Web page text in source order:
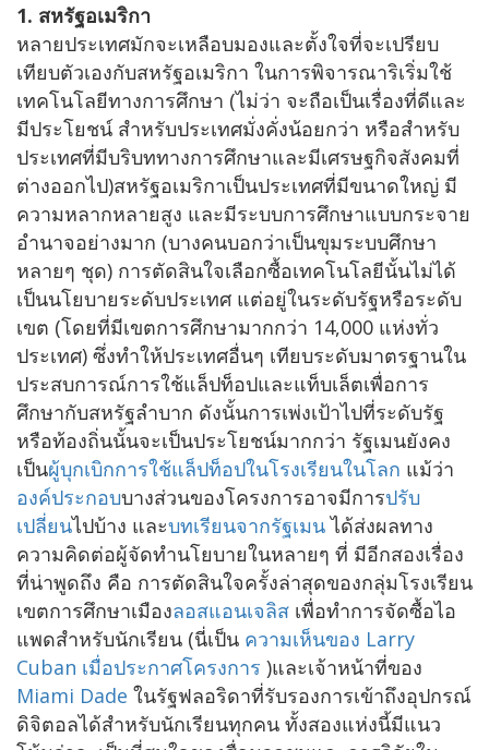
1. สหรัฐอเมริกา
หลายประเทศมักจะเหลือบมองและตั้งใจที่จะเปรียบ
เทียบตัวเองกับสหรัฐอเมริกา ในการพิจารณาริเริ่มใช้
เทคโนโลยีทางการศึกษา (ไม่ว่า จะถือเป็นเรื่องที่ดีและ
มีประโยชน์ สำหรับประเทศมั่งคั่งน้อยกว่า หรือสำหรับ
ประเทศที่มีบริบททางการศึกษาและมีเศรษฐกิจสังคมที่
ต่างออกไป)สหรัฐอเมริกาเป็นประเทศที่มีขนาดใหญ่ มี
ความหลากหลายสูง และมีระบบการศึกษาแบบกระจาย
อำนาจอย่างมาก (บางคนบอกว่าเป็นขุมระบบศึกษา
หลายๆ ชุด) การตัดสินใจเลือกซื้อเทคโนโลยีนั้นไม่ได้
เป็นนโยบายระดับประเทศ แต่อยู่ในระดับรัฐหรือระดับ
เขต (โดยที่มีเขตการศึกษามากกว่า 14,000 แห่งทั่ว
ประเทศ) ซึ่งทำให้ประเทศอื่นๆ เทียบระดับมาตรฐานใน
ประสบการณ์การใช้แล็ปท็อปและแท็บเล็ตเพื่อการ
ศึกษากับสหรัฐลำบาก ดังนั้นการเพ่งเป้าไปที่ระดับรัฐ
หรือท้องถิ่นนั้นจะเป็นประโยชน์มากกว่า รัฐเมนยังคง
เป็นผู้บุกเบิกการใช้แล็ปท็อปในโรงเรียนในโลก แม้ว่า
องค์ประกอบบางส่วนของโครงการอาจมีการปรับ
เปลี่ยนไปบ้าง และบทเรียนจากรัฐเมนได้ส่งผลทาง
ความคิดต่อผู้จัดทำนโยบายในหลายๆ ที่ มีอีกสองเรื่อง
ที่น่าพูดถึง คือ การตัดสินใจครั้งล่าสุดของกลุ่มโรงเรียน
เขตการศึกษาเมืองลอสแอนเจลิส เพื่อทำการจัดซื้อไอ
แพดสำหรับนักเรียน (นี่เป็น ความเห็นของ Larry
Cuban เมื่อประกาศโครงการ )และเจ้าหน้าที่ของ
Miami Dade ในรัฐฟลอริดาที่รับรองการเข้าถึงอุปกรณ์
ดิจิตอลได้สำหรับนักเรียนทุกคน ทั้งสองแห่งนี้มีแนว